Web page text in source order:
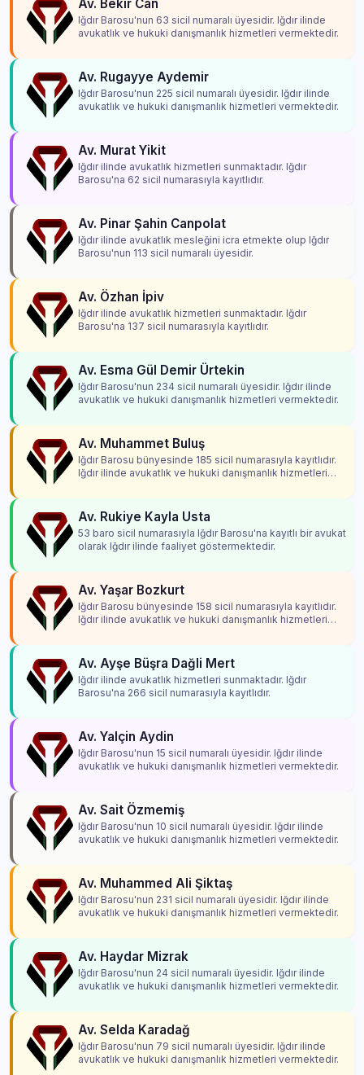
Av. Bekir Can
Iğdır Barosu'nun 63 sicil numaralı üyesidir. Iğdır ilinde
avukatlık ve hukuki danışmanlık hizmetleri vermektedir.
Av. Rugayye Aydemir
Iğdır Barosu'nun 225 sicil numaralı üyesidir. Iğdır ilinde
avukatlık ve hukuki danışmanlık hizmetleri vermektedir.
Av. Murat Yikit
Iğdır ilinde avukatlık hizmetleri sunmaktadır. Iğdır
Barosu'na 62 sicil numarasıyla kayıtlıdır.
Av. Pinar Şahin Canpolat
Iğdır ilinde avukatlık mesleğini icra etmekte olup Iğdır
Barosu'nun 113 sicil numaralı üyesidir.
Av. Özhan İpiv
Iğdır ilinde avukatlık hizmetleri sunmaktadır. Iğdır
Barosu'na 137 sicil numarasıyla kayıtlıdır.
Av. Esma Gül Demir Ürtekin
Iğdır Barosu'nun 234 sicil numaralı üyesidir. Iğdır ilinde
avukatlık ve hukuki danışmanlık hizmetleri vermektedir.
Av. Muhammet Buluş
Iğdır Barosu bünyesinde 185 sicil numarasıyla kayıtlıdır.
Iğdır ilinde avukatlık ve hukuki danışmanlık hizmetleri
Av. Rukiye Kayla Usta
53 baro sicil numarasıyla Iğdır Barosu'na kayıtlı bir avukat
olarak Iğdır ilinde faaliyet göstermektedir.
Av. Yaşar Bozkurt
Iğdır Barosu bünyesinde 158 sicil numarasıyla kayıtlıdır.
Iğdır ilinde avukatlık ve hukuki danışmanlık hizmetleri
Av. Ayşe Büşra Dağli Mert
Iğdır ilinde avukatlık hizmetleri sunmaktadır. Iğdır
Barosu'na 266 sicil numarasıyla kayıtlıdır.
Av. Yalçin Aydin
Iğdır Barosu'nun 15 sicil numaralı üyesidir. Iğdır ilinde
avukatlık ve hukuki danışmanlık hizmetleri vermektedir.
Av. Sait Özmemiş
Iğdır Barosu'nun 10 sicil numaralı üyesidir. Iğdır ilinde
avukatlık ve hukuki danışmanlık hizmetleri vermektedir.
Av. Muhammed Ali Şiktaş
Iğdır Barosu'nun 231 sicil numaralı üyesidir. Iğdır ilinde
avukatlık ve hukuki danışmanlık hizmetleri vermektedir.
Av. Haydar Mizrak
Iğdır Barosu'nun 24 sicil numaralı üyesidir. Iğdır ilinde
avukatlık ve hukuki danışmanlık hizmetleri vermektedir.
Av. Selda Karadağ
Iğdır Barosu'nun 79 sicil numaralı üyesidir. Iğdır ilinde
avukatlık ve hukuki danışmanlık hizmetleri vermektedir.